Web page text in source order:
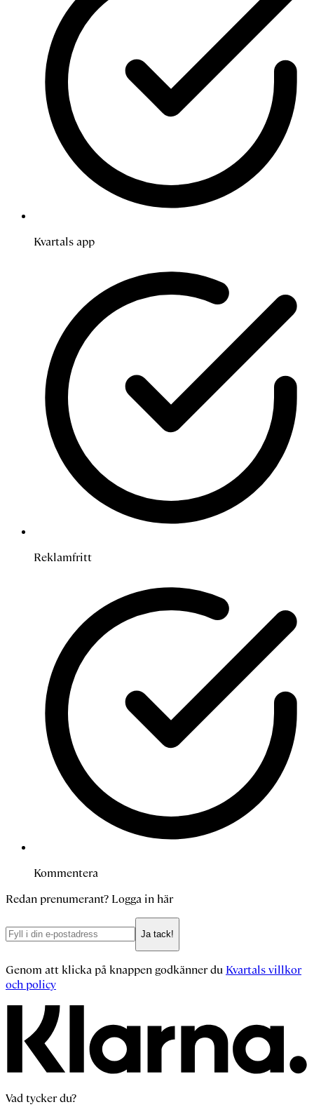
Kvartals app
Reklamfritt
Kommentera
Redan prenumerant? Logga in här
Ja tack!
Genom att klicka på knappen godkänner du Kvartals villkor
och policy
Vad tycker du?